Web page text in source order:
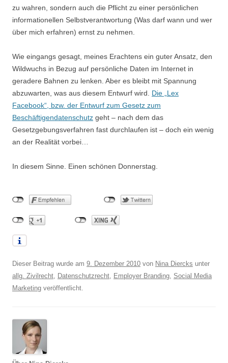
zu wahren, sondern auch die Pflicht zu einer persönlichen
informationellen Selbstverantwortung (Was darf wann und wer
über mich erfahren) ernst zu nehmen.
Wie eingangs gesagt, meines Erachtens ein guter Ansatz, den
Wildwuchs in Bezug auf persönliche Daten im Internet in
geradere Bahnen zu lenken. Aber es bleibt mit Spannung
abzuwarten, was aus diesem Entwurf wird. Die „Lex
Facebook“, bzw. der Entwurf zum Gesetz zum
Beschäftigendatenschutz geht – nach dem das
Gesetzgebungsverfahren fast durchlaufen ist – doch ein wenig
an der Realität vorbei…
In diesem Sinne. Einen schönen Donnerstag.
Dieser Beitrag wurde am 9. Dezember 2010 von Nina Diercks unter
allg. Zivilrecht, Datenschutzrecht, Employer Branding, Social Media
Marketing veröffentlicht.